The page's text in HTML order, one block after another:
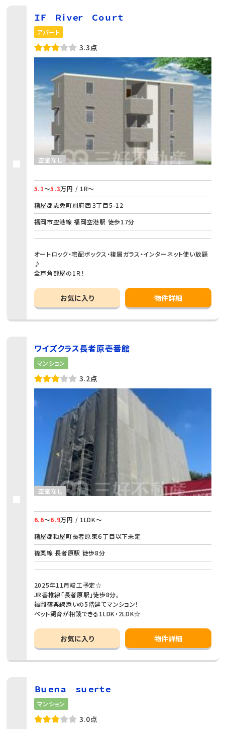
ＩＦ Ｒｉｖｅｒ Ｃｏｕｒｔ
アパート
3.3点
空室なし
5.1～5.3万円 / 1R～
糟屋郡志免町別府西３丁目5-12
福岡市空港線 福岡空港駅 徒歩17分
オートロック・宅配ボックス・複層ガラス・インターネット使い放題
♪
全戸角部屋の1Ｒ！
お気に入り 物件詳細
ワイズクラス長者原壱番館
マンション
3.2点
空室なし
6.6～6.9万円 / 1LDK～
糟屋郡粕屋町長者原東６丁目以下未定
篠栗線 長者原駅 徒歩8分
2025年11月竣工予定☆
JR香椎線「長者原駅」徒歩8分。
福岡篠栗線添いの5階建てマンション！
ペット飼育が相談できる1LDK・2LDK☆
お気に入り 物件詳細
Ｂｕｅｎａ ｓｕｅｒｔｅ
マンション
3.0点